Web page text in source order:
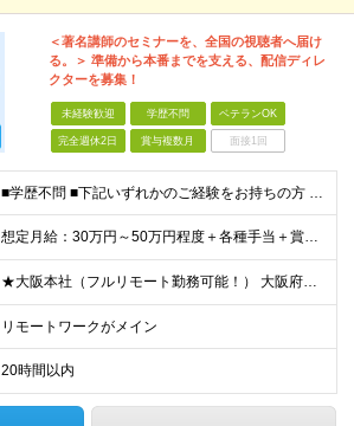
＜著名講師のセミナーを、全国の視聴者へ届け
る。＞ 準備から本番までを支える、配信ディレ
クターを募集！
未経験歓迎 学歴不問 ベテランOK
完全週休2日 賞与複数月 面接1回
■学歴不問 ■下記いずれかのご経験をお持ちの方 ・配信業務の実務経験（OBS運用など） ・Web番組、動画、TV、ウェビナー等のディレクション経験 ・何らかの企画運営経験をお持ちの方 （Premier
想定月給：30万円～50万円程度＋各種手当＋賞与年2回 ※想定年収：400万円～600万円 ※経験・能力等考慮の上、規定により優遇 ※上記月給には固定残業代を含みます。固定残業代は、時間外労働の有無に
★大阪本社（フルリモート勤務可能！） 大阪府大阪市北区梅田2丁目5番6号 桜橋八千代ビル9階 ★新オフィスへ移転予定！駅直結ビルです♪ （移転後の住所） 大阪府大阪市中央区安土町3丁目5-13 本町ガ
リモートワークがメイン
20時間以内